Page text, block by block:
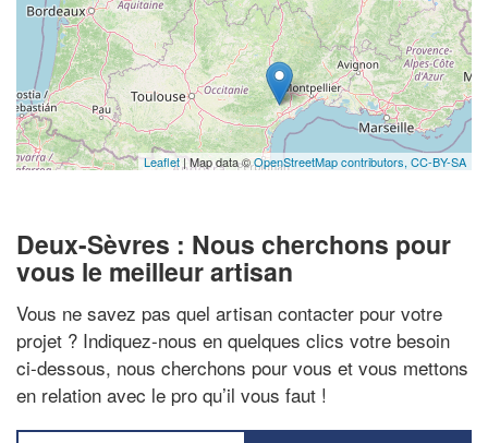
Leaflet | Map data ©OpenStreetMap contributors, CC-BY-SA
Deux-Sèvres : Nous cherchons pour
vous le meilleur artisan
Vous ne savez pas quel artisan contacter pour votre
projet ? Indiquez-nous en quelques clics votre besoin
ci-dessous, nous cherchons pour vous et vous mettons
en relation avec le pro qu’il vous faut !